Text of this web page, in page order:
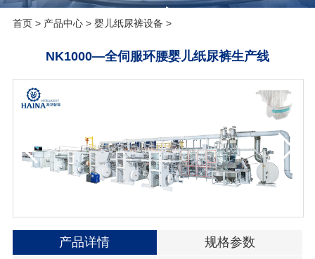
首页> 产品中心> 婴儿纸尿裤设备 >
NK1000—全伺服环腰婴儿纸尿裤生产线
产品详情
规格参数